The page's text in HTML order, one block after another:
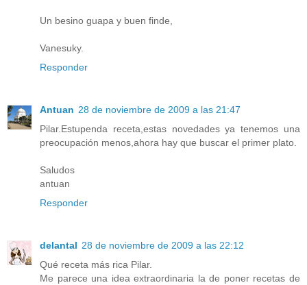
Un besino guapa y buen finde,
Vanesuky.
Responder
Antuan 28 de noviembre de 2009 a las 21:47
Pilar.Estupenda receta,estas novedades ya tenemos una
preocupación menos,ahora hay que buscar el primer plato.
Saludos
antuan
Responder
delantal 28 de noviembre de 2009 a las 22:12
Qué receta más rica Pilar.
Me parece una idea extraordinaria la de poner recetas de